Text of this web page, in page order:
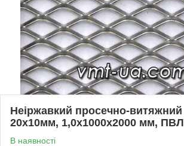
Неіржавкий просечно-витяжний
20х10мм, 1,0х1000x2000 мм, ПВЛ
В наявності